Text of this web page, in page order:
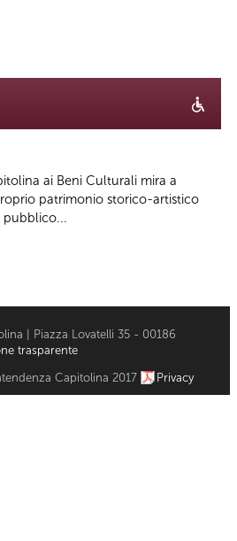
ai Beni Culturali mira a
patrimonio storico-artistico
pubblico...
| Piazza Lovatelli 35 - 00186
trasparente
Capitolina 2017 Privacy